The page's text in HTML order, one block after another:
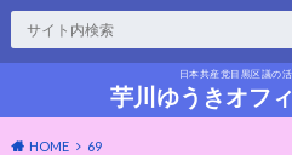
日本共産党目黒区議の活
芋川ゆうきオフ
HOME 69